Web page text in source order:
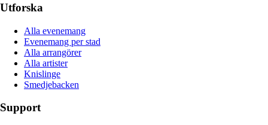
Utforska
Alla evenemang
Evenemang per stad
Alla arrangörer
Alla artister
Knislinge
Smedjebacken
Support